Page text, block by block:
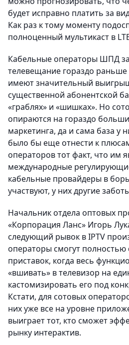
будет исправно платить за
Как раз к тому моменту
полноценный мультикаст в
Кабельные операторы ШПД
телевещание гораздо раньше
имеют значительный
существенной абонентской
«граблях» и «шишках». Но
опираются на гораздо
маркетинга, да и сама база
было бы еще отнести к
операторов тот факт, что им
международные
кабельные провайдеры в
участвуют, у них другие
Начальник отдела оптовых
«Корпорация Ланс» Игорь
следующий рывок в IPTV
операторы смогут полностью
приставок, когда весь
«вшивать» в телевизор на
кастомизировать его под
Кстати, для сотовых
них уже все на уровне
выиграет тот, кто сможет
рынку интерактив.